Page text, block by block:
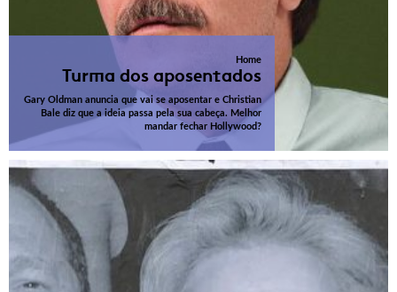
Home
Turma dos aposentados
Gary Oldman anuncia que vai se aposentar e Christian
Bale diz que a ideia passa pela sua cabeça. Melhor
mandar fechar Hollywood?